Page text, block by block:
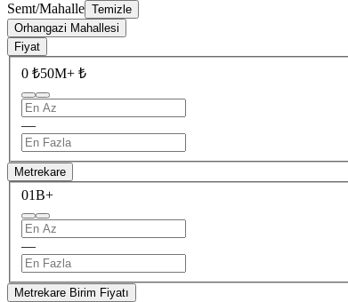
Semt/Mahalle Temizle
Orhangazi Mahallesi
Fiyat
0 ₺50M+ ₺
—
Metrekare
01B+
—
Metrekare Birim Fiyatı